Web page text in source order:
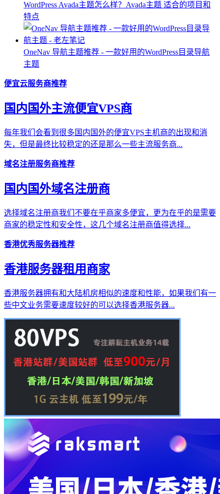
WordPress Avada主题怎么样？Avada主题 适合的项目和
特点
OneNav 导航主题推荐 - 一款好用的WordPress目录导航
主题
便宜云服务商推荐
国内国外主流便宜VPS商
每年我们会看到很多国内国外的便宜VPS主机商的出现和消
失，但是最终比较稳定的还是那么一些主流服务商...
域名注册服务商推荐
国内国外域名注册商
选择域名注册商我们不要在乎商家多便宜，更为在乎的是需要
商家的稳定性和安全性，这几个域名注册商值得选择...
香港优秀服务器推荐
香港服务器租用商家
香港服务器拥有和大陆机房相似的速度和性能，如果我们有一
些中文业务需要速度较好的可以选择香港服务器...